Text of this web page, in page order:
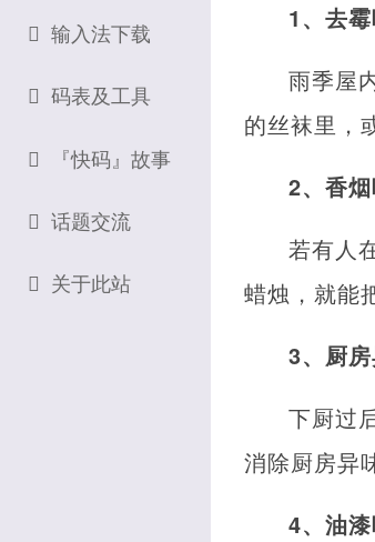
1、去
雨季屋
的丝袜里，
2、香
若有人
蜡烛，就能
3、厨
下厨过
消除厨房异
4、油
输入法下载
码表及工具
『快码』故事
话题交流
关于此站